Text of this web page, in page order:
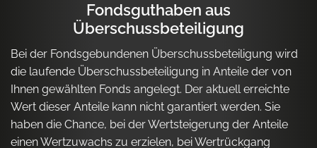
Fondsguthaben aus
Überschussbeteiligung
Bei der Fondsgebundenen Überschussbeteiligung wird
die laufende Überschussbeteiligung in Anteile der von
Ihnen gewählten Fonds angelegt. Der aktuell erreichte
Wert dieser Anteile kann nicht garantiert werden. Sie
haben die Chance, bei der Wertsteigerung der Anteile
einen Wertzuwachs zu erzielen, bei Wertrückgang